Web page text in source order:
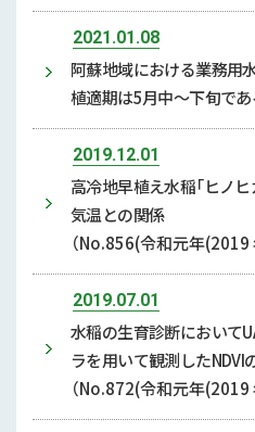
2021.01.08
阿蘇地域における業務用
植適期は5月中～下旬であ
2019.12.01
高冷地早植え水稲「ヒノ
気温との関係
（No.856(令和元年
2019.07.01
水稲の生育診断において
ラを用いて観測したNDVI
（No.872(令和元年